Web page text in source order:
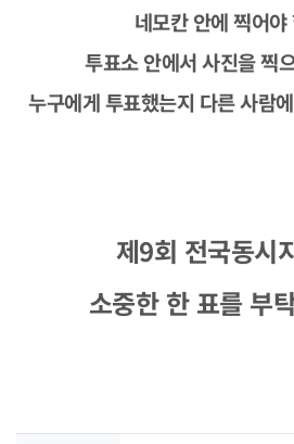
네모칸 안에 찍어
투표소 안에서 사진을 찍
누구에게 투표했는지 다른 사람
제9회 전국동시
소중한 한 표를 부